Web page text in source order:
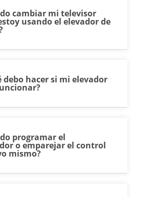
cambiar mi televisor
usando el elevador de
debo hacer si mi elevador
programar el
o emparejar el control
mismo?